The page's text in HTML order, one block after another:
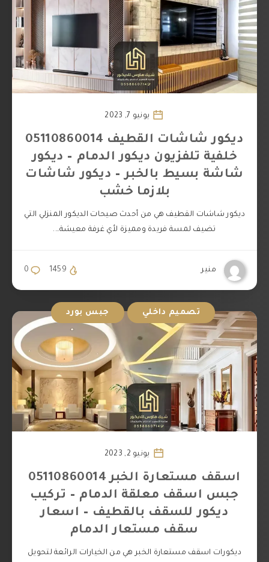
يونيو 7, 2023
ديكور شاشات القطيف 05110860014
خلفية تلفزيون ديكور الدمام – ديكور
شاشة بسيط بالخبر – ديكور شاشات
بلازما خشب
ديكور شاشات القطيف هي من أحدث صيحات الديكور المنزلي التي
تضيف لمسة فريدة ومميزة لأي غرفة معيشة….
منير 0 1459
تصميم داخلي جبس بورد
يونيو 2, 2023
اسقف مستعارة الخبر 05110860014
جبس اسقف معلقة الدمام – تركيب
ديكور للسقف بالقطيف – اسعار
سقف مستعار الدمام
ديكورات اسقف مستعارة الخبر هي من الخيارات الرائعة لتحويل